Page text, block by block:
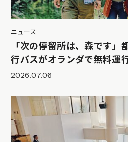
ニュース
「次の停留所は、森です」
行バスがオランダで無料運
2026.07.06